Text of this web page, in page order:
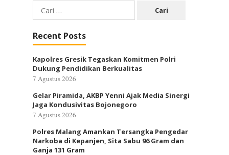
Cari
untuk:
Recent Posts
Kapolres Gresik Tegaskan Komitmen Polri
Dukung Pendidikan Berkualitas
7 Agustus 2026
Gelar Piramida, AKBP Yenni Ajak Media Sinergi
Jaga Kondusivitas Bojonegoro
7 Agustus 2026
Polres Malang Amankan Tersangka Pengedar
Narkoba di Kepanjen, Sita Sabu 96 Gram dan
Ganja 131 Gram